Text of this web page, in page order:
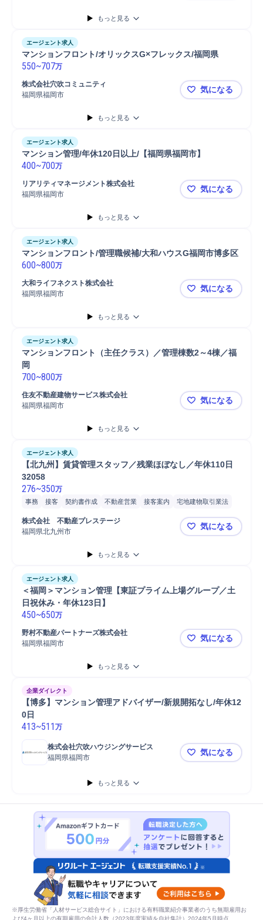
もっと見る
エージェント求人
マンションフロント/オリックスG×フレックス/福岡県
550~707万
株式会社穴吹コミュニティ
福岡県福岡市
マンション
気になる
もっと見る
エージェント求人
マンション管理/年休120日以上/【福岡県福岡市】
400~700万
リアリティマネージメント株式会社
福岡県福岡市
マンション
気になる
もっと見る
エージェント求人
マンションフロント/管理職候補/大和ハウスG福岡市博多区
600~800万
大和ライフネクスト株式会社
福岡県福岡市
マンション
気になる
もっと見る
エージェント求人
マンションフロント（主任クラス）／管理棟数2～4棟／福
岡
700~800万
住友不動産建物サービス株式会社
福岡県福岡市
マンション
気になる
もっと見る
エージェント求人
【北九州】賃貸管理スタッフ／残業ほぼなし／年休110日
32058
276~350万
事務 接客 契約書作成 不動産営業 接客案内
宅地建物取引業法
顧客 宅地造成事業
契約更新提案
契約書類発送
株式会社　不動産プレステージ
福岡県北九州市
【北九州】
気になる
もっと見る
エージェント求人
＜福岡＞マンション管理【東証プライム上場グループ／土
日祝休み・年休123日】
450~650万
野村不動産パートナーズ株式会社
福岡県福岡市
＜福岡＞マ
気になる
もっと見る
企業ダイレクト
【博多】マンション管理アドバイザー/新規開拓なし/年休12
0日
413~511 万
株式会社穴吹ハウジングサービス
福岡県福岡市
【博多】マ
気になる
もっと見る
※厚生労働省「人材サービス総合サイト」における有料職業紹介事業者のうち無期雇用お
よび4ヶ月以上の有期雇用の合計人数（2023年度実績を自社集計）2024年5月時点